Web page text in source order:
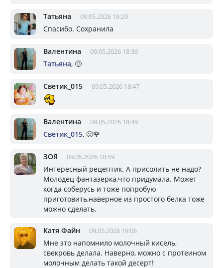
Татьяна 09.05.2026 18:29
Спасибо. Сохранила
Валентина 09.05.2026 18:30
Татьяна, 🙂
Светик_015 09.05.2026 18:47
Валентина 09.05.2026 18:49
Светик_015, 🙂🌹
ЗОЯ 09.05.2026 18:59
Интересный рецептик. А присолить не надо?
Молодец фантазерка,что придумала. Может
когда соберусь и тоже попробую
приготовить,наверное из простого белка тоже
можно сделать.
Катя Файн 09.05.2026 19:06
Мне это напомнило молочный кисель,
свекровь делала. Наверно, можно с протеином
молочным делать такой десерт!